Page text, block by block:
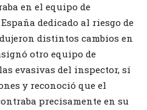
en el equipo de
dedicado al riesgo de
distintos cambios en
otro equipo de
evasivas del inspector, sí
y reconoció que el
precisamente en su